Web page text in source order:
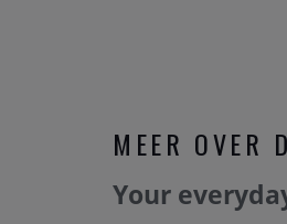
MEER OVER
Your